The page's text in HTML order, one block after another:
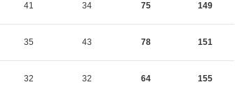
41 34 75 149
35 43 78 151
32 32 64 155